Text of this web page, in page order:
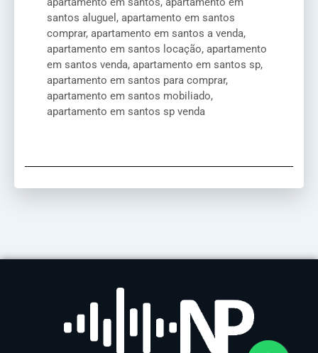
santos aluguel, apartamento em santos
comprar, apartamento em santos a venda,
apartamento em santos locação, apartamento
em santos venda, apartamento em santos sp,
apartamento em santos para comprar,
apartamento em santos mobiliado,
apartamento em santos sp venda